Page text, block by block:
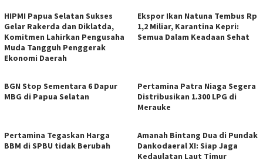
HIPMI Papua Selatan Sukses
Gelar Rakerda dan Diklatda,
Komitmen Lahirkan Pengusaha
Muda Tangguh Penggerak
Ekonomi Daerah
Ekspor Ikan Natuna Tembus Rp
1,2 Miliar, Karantina Kepri:
Semua Dalam Keadaan Sehat
BGN Stop Sementara 6 Dapur
MBG di Papua Selatan
Pertamina Patra Niaga Segera
Distribusikan 1.300 LPG di
Merauke
Pertamina Tegaskan Harga
BBM di SPBU tidak Berubah
​Amanah Bintang Dua di Pundak
Dankodaeral XI: Siap Jaga
Kedaulatan Laut Timur